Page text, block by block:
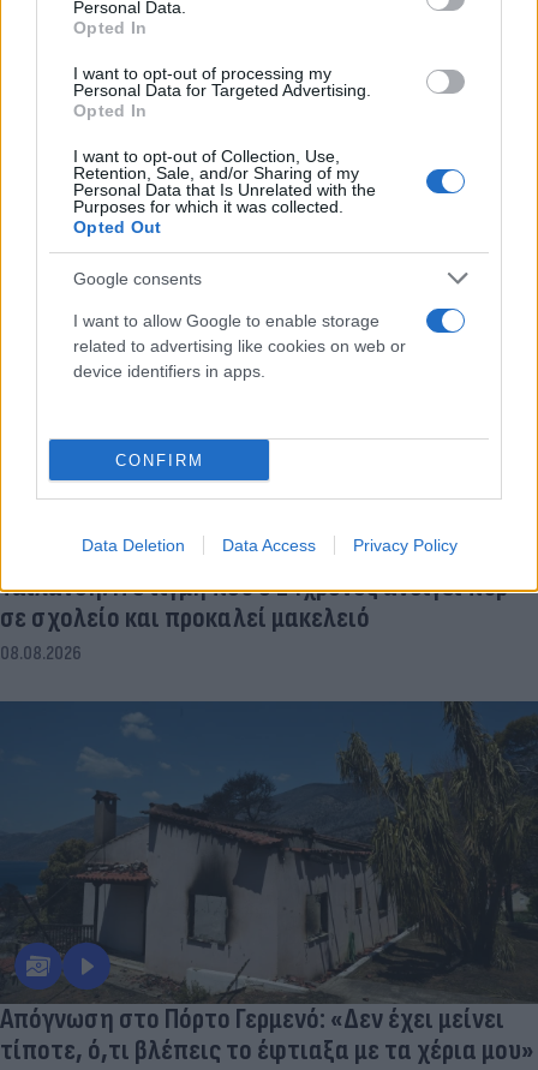
Personal Data.
Opted In
I want to opt-out of processing my
Personal Data for Targeted Advertising.
Opted In
I want to opt-out of Collection, Use,
Retention, Sale, and/or Sharing of my
Personal Data that Is Unrelated with the
Purposes for which it was collected.
Opted Out
Google consents
I want to allow Google to enable storage
related to advertising like cookies on web or
device identifiers in apps.
CONFIRM
Data Deletion Data Access Privacy Policy
Ταϊλάνδη: Η στιγμή που ο 14χρονος ανοίγει πυρ
σε σχολείο και προκαλεί μακελειό
08.08.2026
Απόγνωση στο Πόρτο Γερμενό: «Δεν έχει μείνει
τίποτε, ό,τι βλέπεις το έφτιαξα με τα χέρια μου»